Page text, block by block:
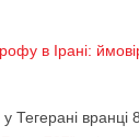
в Ірані:
у Тегерані вранці